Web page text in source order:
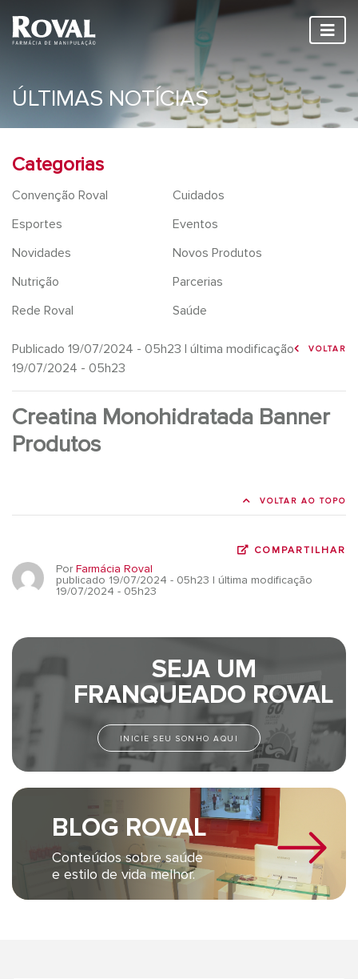
ÚLTIMAS NOTÍCIAS
Categorias
Convenção Roval
Cuidados
Esportes
Eventos
Novidades
Novos Produtos
Nutrição
Parcerias
Rede Roval
Saúde
VOLTAR
Publicado 19/07/2024 - 05h23 | última modificação
19/07/2024 - 05h23
Creatina Monohidratada Banner
Produtos
VOLTAR AO TOPO
COMPARTILHAR
PorFarmácia Roval
publicado 19/07/2024 - 05h23 | última modificação
19/07/2024 - 05h23
SEJA UM
FRANQUEADO ROVAL
INICIE SEU SONHO AQUI
BLOG ROVAL
Conteúdos sobre saúde
e estilo de vida melhor.